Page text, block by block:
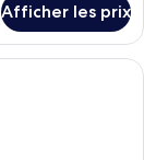
Afficher les prix